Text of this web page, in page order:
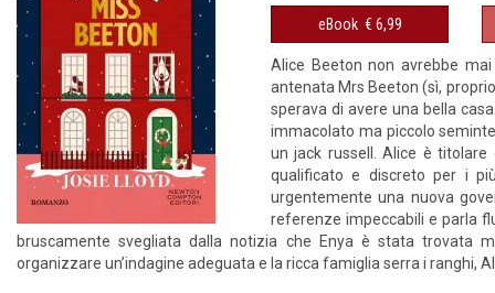
eBook € 6,99
Alice Beeton non avrebbe
antenata Mrs Beeton (sì,
sperava di avere una bella
immacolato ma piccolo
un jack russell. Alice è titolare
qualificato e discreto per i
urgentemente una nuova
referenze impeccabili e parla
bruscamente svegliata dalla notizia che Enya è stata trovata
organizzare un’indagine adeguata e la ricca famiglia serra i ranghi,